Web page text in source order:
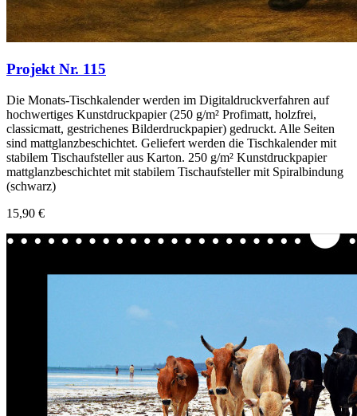
Projekt Nr. 115
Die Monats-Tischkalender werden im Digitaldruckverfahren auf
hochwertiges Kunstdruckpapier (250 g/m² Profimatt, holzfrei,
classicmatt, gestrichenes Bilderdruckpapier) gedruckt. Alle Seiten
sind mattglanzbeschichtet. Geliefert werden die Tischkalender mit
stabilem Tischaufsteller aus Karton. 250 g/m² Kunstdruckpapier
mattglanzbeschichtet mit stabilem Tischaufsteller mit Spiralbindung
(schwarz)
15,90 €